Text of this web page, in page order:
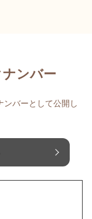
ンバー
ンバーとして公開し